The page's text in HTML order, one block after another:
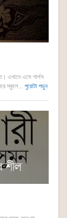
এখানে এসে গার্লস
স্কুলে... পুরোটা পড়ুন